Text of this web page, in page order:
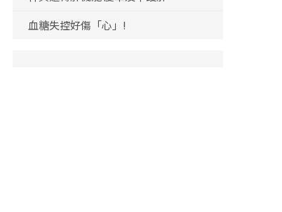
血糖失控好傷「心」!